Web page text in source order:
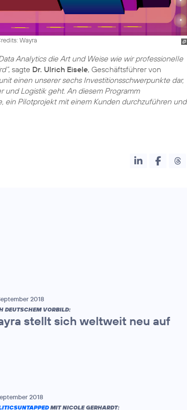
Wayra
Analytics die Art und Weise wie wir professionelle
, sagte Dr. Ulrich Eisele, Geschäftsführer von
einen unserer sechs Investitionsschwerpunkte dar,
Logistik geht. An diesem Programm
Pilotprojekt mit einem Kunden durchzuführen und
2018
DEUTSCHEM VORBILD:
stellt sich weltweit neu auf
2018
MIT NICOLE GERHARDT: